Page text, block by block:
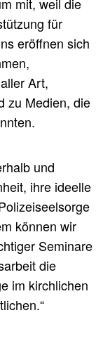
mit, weil die
für
eröffnen sich
Art,
zu Medien, die
und
ihre ideelle
können wir
Seminare
die
im kirchlichen